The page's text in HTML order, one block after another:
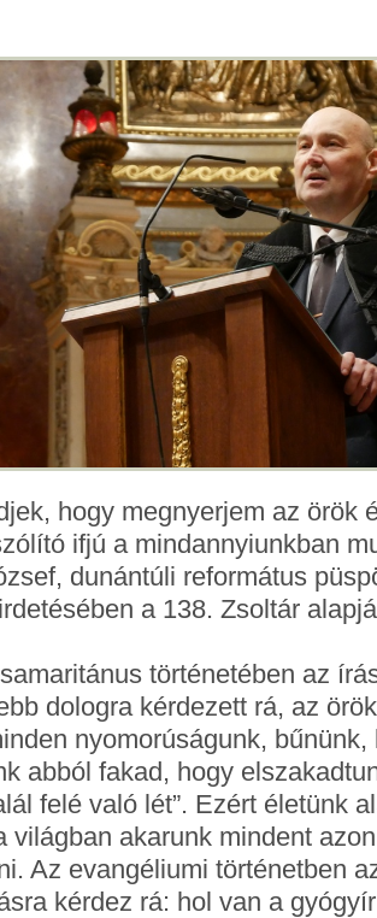
hogy megnyerjem az örök
ifjú a mindannyiunkban
dunántúli református
a 138. Zsoltár
történetében az
dologra kérdezett rá, az
nyomorúságunk,
abból fakad, hogy
felé való lét”. Ezért életünk
világban akarunk mindent
Az evangéliumi történetben
kérdez rá: hol van a